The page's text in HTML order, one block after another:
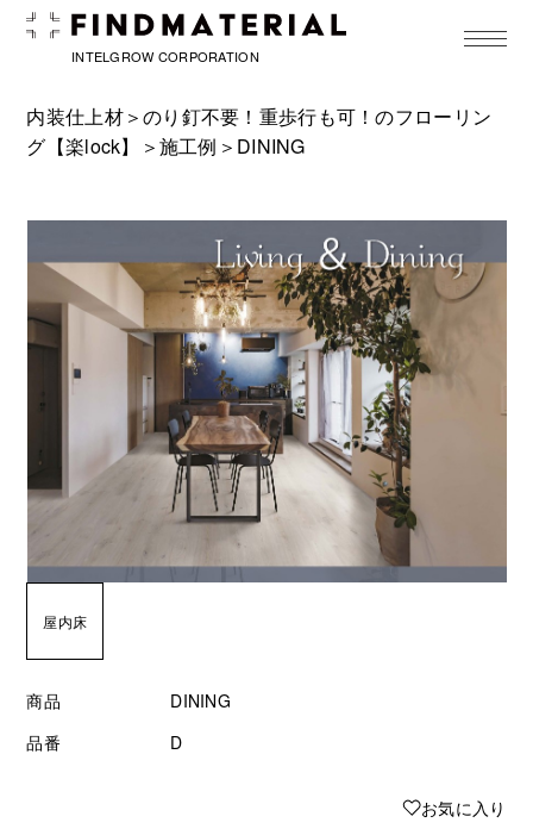
INTELGROW CORPORATION
toggle
内装仕上材＞のり釘不要！重歩行も可！のフローリン
グ【楽lock】
＞施工例 ＞DINING
屋内床
商品
DINING
品番
D
♥お気に入り